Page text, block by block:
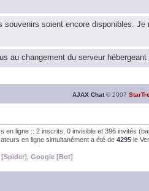
souvenirs soient encore disponibles.
au changement du serveur
trop marché. JE vous souhaite une
n'avons pas fait les survivor des
AJAX Chat© 2007
en ligne :: 2 inscrits, 0 invisible et 396 invités
en ligne simultanément a été de 4295 le
Google [Bot]